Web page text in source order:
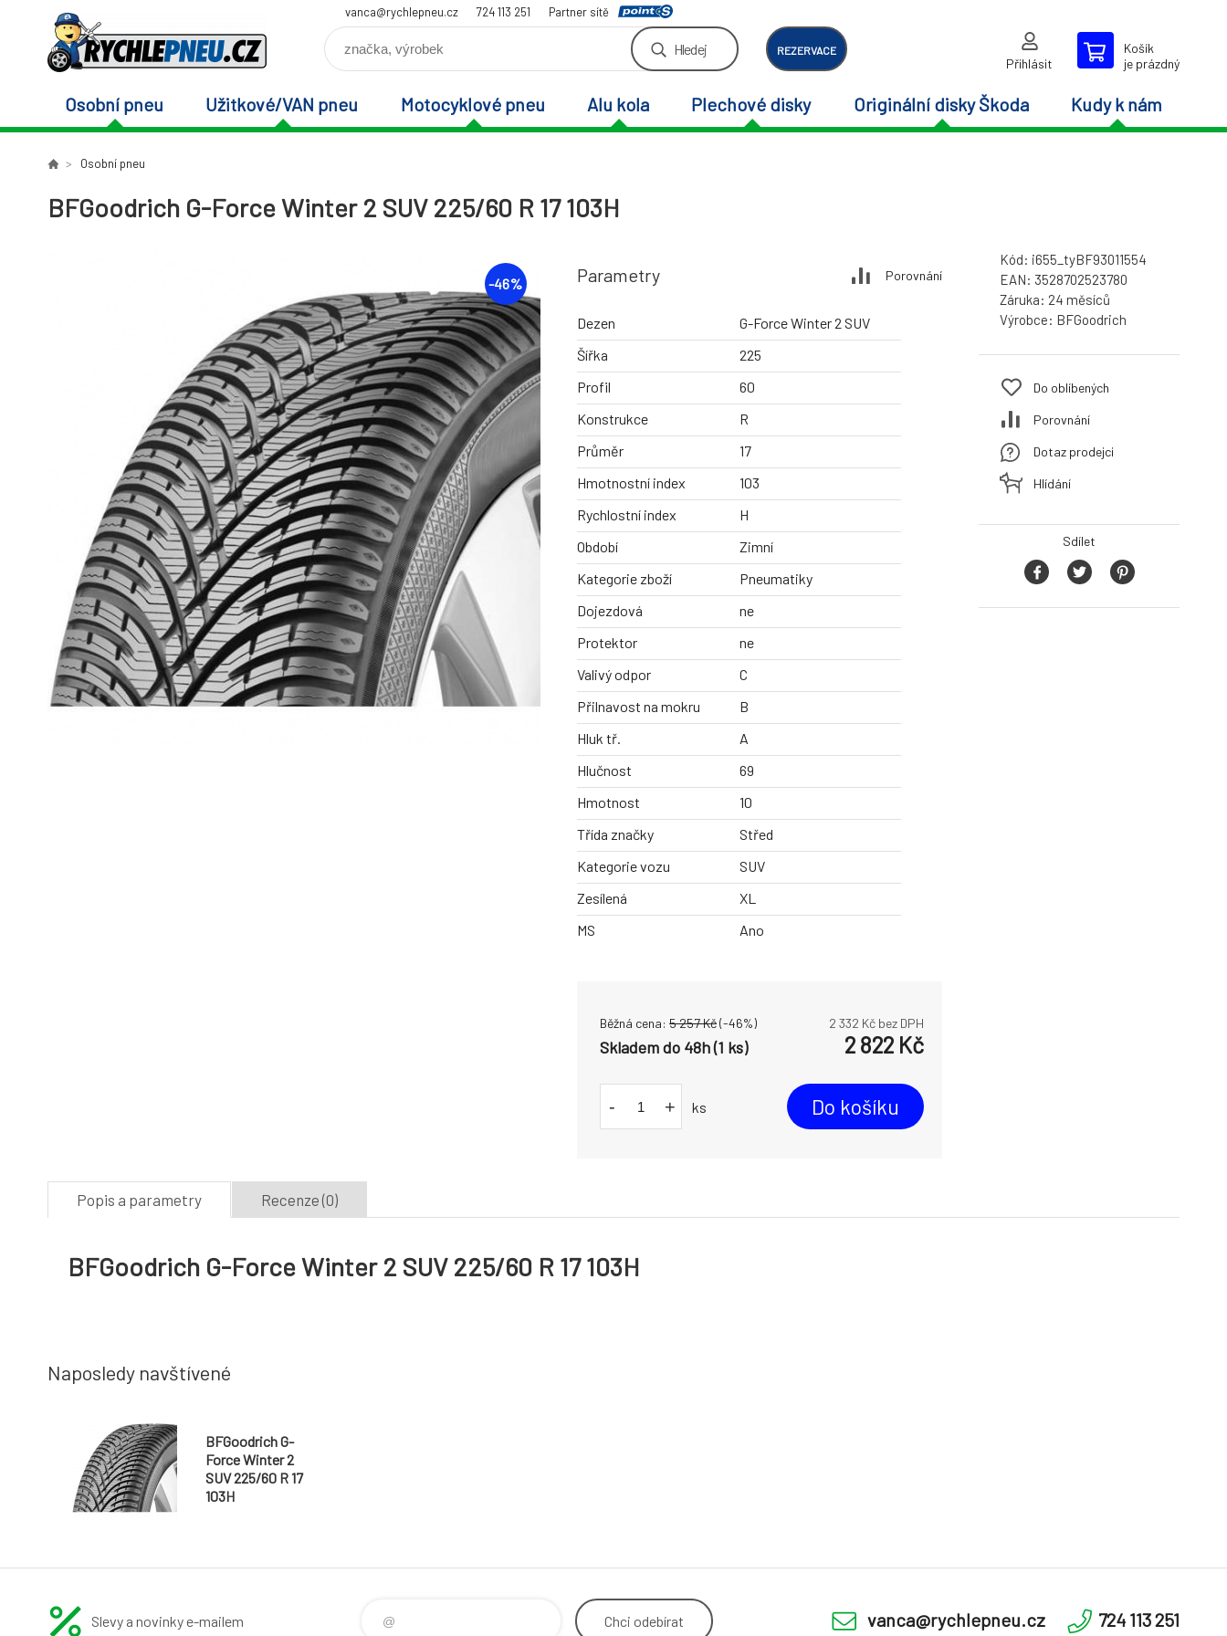
vanca@rychlepneu.cz 724 113 251 Partner sítě
Hledej REZERVACE
Přihlásit
Košík
je prázdný
Osobní pneu Užitkové/VAN pneu Motocyklové pneu Alu kola Plechové disky Originální disky Škoda Kudy k nám
Osobní pneu
BFGoodrich G-Force Winter 2 SUV 225/60 R 17 103H
-46% Parametry Porovnání
Dezen
G-Force Winter 2 SUV
Šířka
225
Profil
60
Konstrukce
R
Průměr
17
Hmotnostní index
103
Rychlostní index
H
Období
Zimní
Kategorie zboží
Pneumatiky
Dojezdová
ne
Protektor
ne
Valivý odpor
C
Přilnavost na mokru
B
Hluk tř.
A
Hlučnost
69
Hmotnost
10
Třída značky
Střed
Kategorie vozu
SUV
Zesílená
XL
MS
Ano
Běžná cena: 5 257Kč(-46%) 2 332 Kč bez DPH
Skladem do 48h (1 ks) 2 822 Kč
- + ks Do košíku
Kód: i655_tyBF93011554
EAN: 3528702523780
Záruka: 24 měsíců
Výrobce: BFGoodrich
Do oblíbených
Porovnání
Dotaz prodejci
Hlídání
Sdílet
Popis a parametry Recenze (0)
BFGoodrich G-Force Winter 2 SUV 225/60 R 17 103H
Naposledy navštívené
BFGoodrich G-
Force Winter 2
SUV 225/60 R 17
103H
Slevy a novinky e-mailem Chci odebírat vanca@rychlepneu.cz 724 113 251